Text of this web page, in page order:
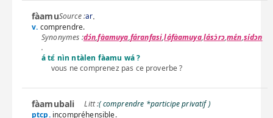
fàamuSource :ar.
v. comprendre.
dɔ́n,fàamuya,fáranfasi,láfàamuya,lásɔ̀rɔ,mɛ́n,sídɔn
.
á tɛ́ nìn ntàlen fàamu wá ?
vous ne comprenez pas ce proverbe ?
fàamubali
( comprendre *participe privatif )
ptcp. incompréhensible.